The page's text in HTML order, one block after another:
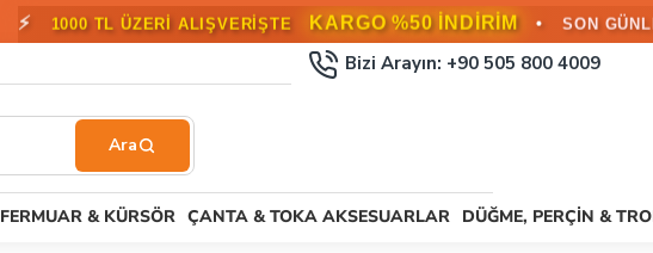
⚡ 1000 TL ÜZERİ ALIŞVERİŞTE KARGO %50 İNDİRİM • SON
Bizi Arayın: +90 505 800 4009
FERMUAR & KÜRSÖR ÇANTA & TOKA AKSESUARLAR DÜĞME, PERÇIN &